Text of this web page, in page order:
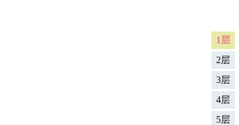
1层
2层
3层
4层
5层